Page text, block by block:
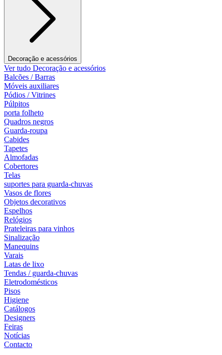
Decoração e acessórios
Ver tudo Decoração e acessórios
Balcões / Barras
Móveis auxiliares
Pódios / Vitrines
Púlpitos
porta folheto
Quadros negros
Guarda-roupa
Cabides
Tapetes
Almofadas
Cobertores
Telas
suportes para guarda-chuvas
Vasos de flores
Objetos decorativos
Espelhos
Relógios
Prateleiras para vinhos
Sinalização
Manequins
Varais
Latas de lixo
Tendas / guarda-chuvas
Eletrodomésticos
Pisos
Higiene
Catálogos
Designers
Feiras
Notícias
Contacto